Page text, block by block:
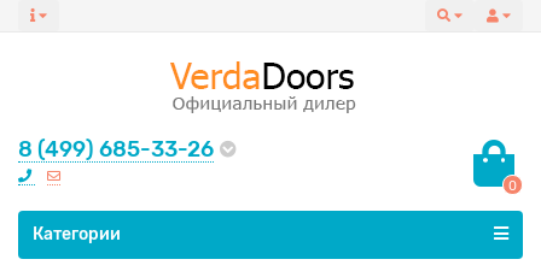
8 (499) 685-33-26
0
Все категории
Категории